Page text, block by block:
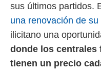
1199
sus últimos partidos.
una renovación de su
ilicitano una
donde los centrales
tienen un precio